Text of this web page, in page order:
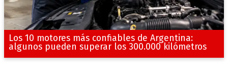
Los 10 motores más confiables de Argentina:
algunos pueden superar los 300.000 kilómetros